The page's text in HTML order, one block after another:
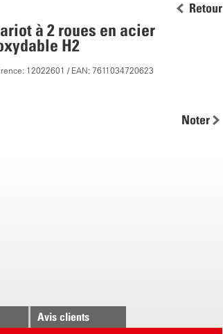
Retour
à 2 roues en acier
H2
12022601 / EAN: 7611034720623
Noter
Avis clients